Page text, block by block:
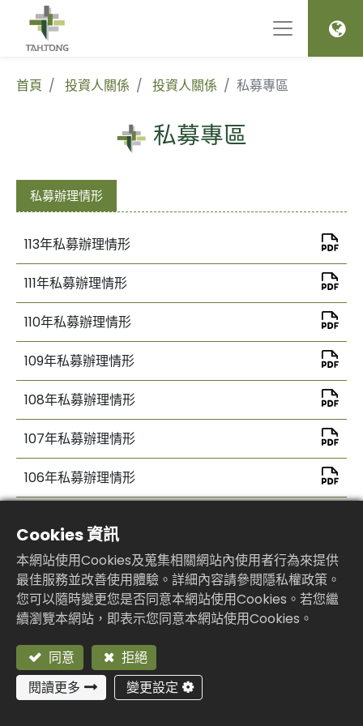
首頁 投資人關係 投資人關係 私募專區
私募專區
私募辦理情形
113年私募辦理情形
111年私募辦理情形
110年私募辦理情形
109年私募辦理情形
108年私募辦理情形
107年私募辦理情形
106年私募辦理情形
返回
Cookies 資訊
本網站使用Cookies及蒐集相關網站內使用者行為來提供
最佳服務並改善使用體驗。詳細內容請參閱隱私權政策。
您可以隨時變更您是否同意本網站使用Cookies。若您繼
續瀏覽本網站，即表示您同意本網站使用Cookies。
同意
拒絕
閱讀更多
變更設定